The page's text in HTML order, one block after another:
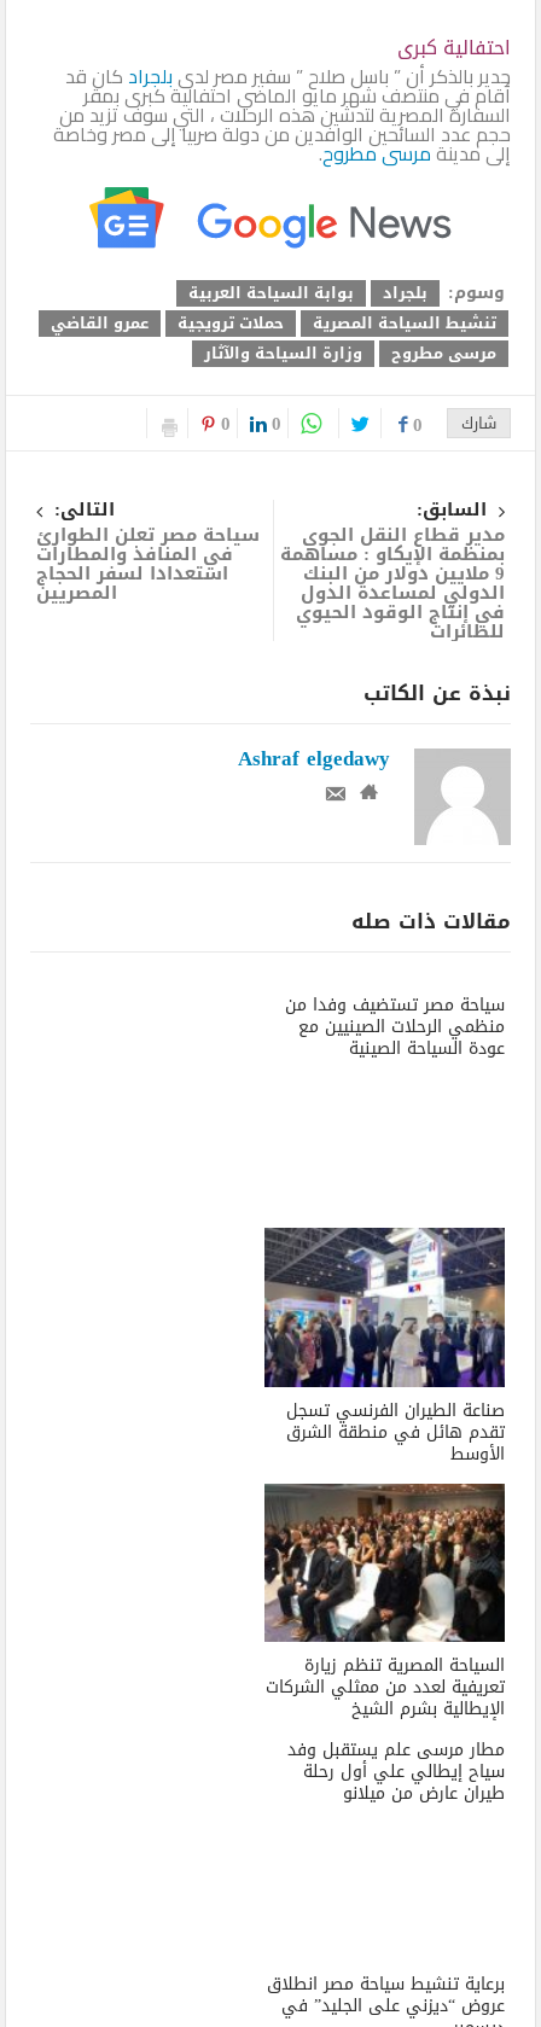
احتفالية كبرى
جدير بالذكر أن ” باسل صلاح ” سفير مصر لدىبلجراد كان قد
أقام في منتصف شهر مايو الماضي احتفالية كبرى بمقر
السفارة المصرية لتدشين هذه الرحلات ، التي سوف تزيد من
حجم عدد السائحين الوافدين من دولة صربيا إلى مصر وخاصة
إلى مدينةمرسى مطروح.
وسوم: بلجراد
بوابة السياحة العربية
تنشيط السياحة المصرية
حملات ترويجية
عمرو القاضي
مرسى مطروح
وزارة السياحة والآثار
شارك 0
0
0
السابق:
مدير قطاع النقل الجوي
بمنظمة الإيكاو : مساهمة
9 ملايين دولار من البنك
الدولي لمساعدة الدول
في إنتاج الوقود الحيوي
للطائرات
التالى:
سياحة مصر تعلن الطوارئ
في المنافذ والمطارات
استعدادا لسفر الحجاج
المصريين
نبذة عن الكاتب
Ashraf elgedawy
مقالات ذات صله
سياحة مصر تستضيف وفدا من
منظمي الرحلات الصينيين مع
عودة السياحة الصينية
صناعة الطيران الفرنسي تسجل
تقدم هائل في منطقة الشرق
الأوسط
السياحة المصرية تنظم زيارة
تعريفية لعدد من ممثلي الشركات
الإيطالية بشرم الشيخ
مطار مرسى علم يستقبل وفد
سياح إيطالي علي أول رحلة
طيران عارض من ميلانو
برعاية تنشيط سياحة مصر انطلاق
عروض “ديزني على الجليد” في